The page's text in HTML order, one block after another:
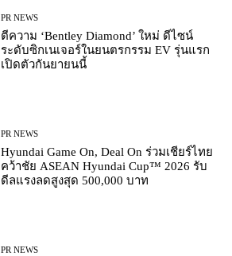
PR NEWS
ตีความ ‘Bentley Diamond’ ใหม่ ดีไซน์
ระดับซิกเนเจอร์ในยนตรกรรม EV รุ่นแรก
เปิดตัวกันยายนนี้
PR NEWS
Hyundai Game On, Deal On ร่วมเชียร์ไทย
คว้าชัย ASEAN Hyundai Cup™ 2026 รับ
ดีลแรงลดสูงสุด 500,000 บาท
PR NEWS